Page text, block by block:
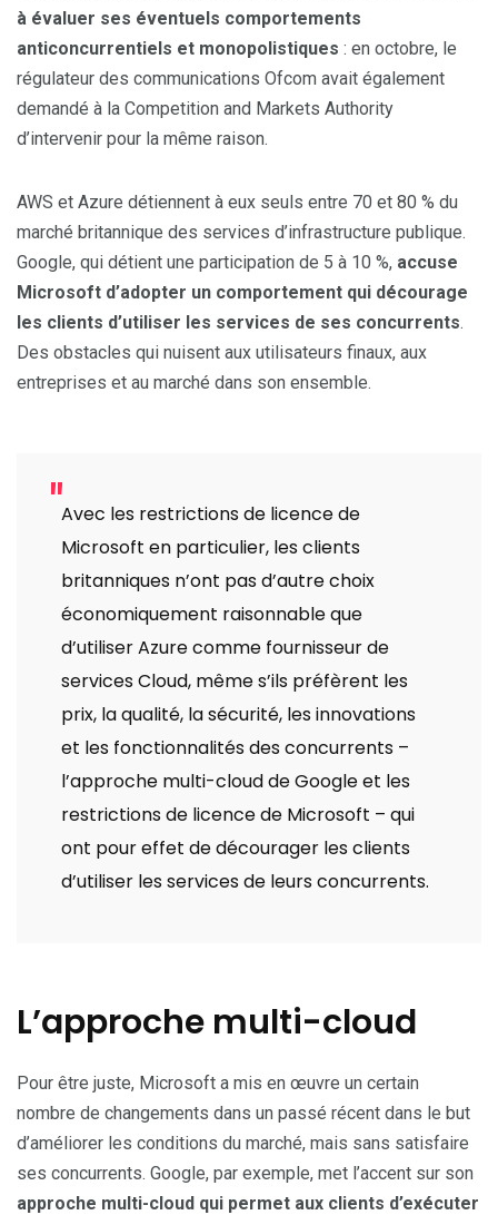
à évaluer ses éventuels comportements
anticoncurrentiels et monopolistiques : en octobre, le
régulateur des communications Ofcom avait également
demandé à la Competition and Markets Authority
d’intervenir pour la même raison.
AWS et Azure détiennent à eux seuls entre 70 et 80 % du
marché britannique des services d’infrastructure publique.
Google, qui détient une participation de 5 à 10 %, accuse
Microsoft d’adopter un comportement qui décourage
les clients d’utiliser les services de ses concurrents.
Des obstacles qui nuisent aux utilisateurs finaux, aux
entreprises et au marché dans son ensemble.
Avec les restrictions de licence de
Microsoft en particulier, les clients
britanniques n’ont pas d’autre choix
économiquement raisonnable que
d’utiliser Azure comme fournisseur de
services Cloud, même s’ils préfèrent les
prix, la qualité, la sécurité, les innovations
et les fonctionnalités des concurrents –
l’approche multi-cloud de Google et les
restrictions de licence de Microsoft – qui
ont pour effet de décourager les clients
d’utiliser les services de leurs concurrents.
L’approche multi-cloud
Pour être juste, Microsoft a mis en œuvre un certain
nombre de changements dans un passé récent dans le but
d’améliorer les conditions du marché, mais sans satisfaire
ses concurrents. Google, par exemple, met l’accent sur son
approche multi-cloud qui permet aux clients d’exécuter